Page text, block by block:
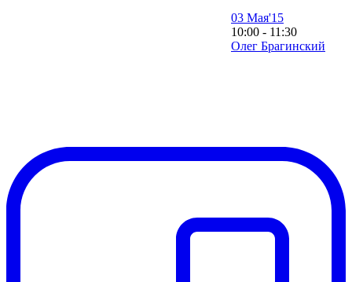
03 Мая'15
10:00 - 11:30
Олег Брагинский